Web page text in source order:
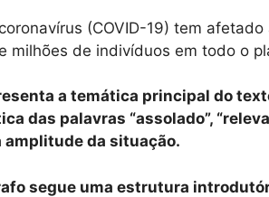
(COVID-19) tem
milhões de indivíduos em todo o
a temática principal do
das palavras “assolado”,
amplitude da situação.
segue uma estrutura